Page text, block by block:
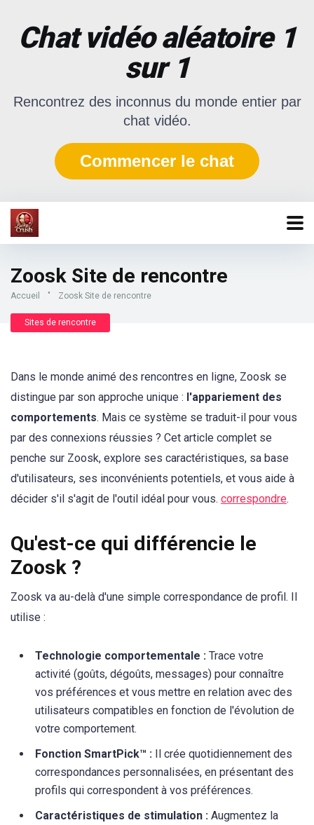
Chat vidéo aléatoire 1
sur 1
Rencontrez des inconnus du monde entier par
chat vidéo.
Commencer le chat
Zoosk Site de rencontre
Accueil " Zoosk Site de rencontre
Sites de rencontre
Dans le monde animé des rencontres en ligne, Zoosk se
distingue par son approche unique : l'appariement des
comportements. Mais ce système se traduit-il pour vous
par des connexions réussies ? Cet article complet se
penche sur Zoosk, explore ses caractéristiques, sa base
d'utilisateurs, ses inconvénients potentiels, et vous aide à
décider s'il s'agit de l'outil idéal pour vous. correspondre.
Qu'est-ce qui différencie le
Zoosk ?
Zoosk va au-delà d'une simple correspondance de profil. Il
utilise :
Technologie comportementale : Trace votre
activité (goûts, dégoûts, messages) pour connaître
vos préférences et vous mettre en relation avec des
utilisateurs compatibles en fonction de l'évolution de
votre comportement.
Fonction SmartPick™ : Il crée quotidiennement des
correspondances personnalisées, en présentant des
profils qui correspondent à vos préférences.
Caractéristiques de stimulation : Augmentez la